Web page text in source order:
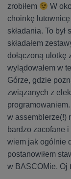
zrobiłem
W
choinkę
składania. To
składałem
dołączoną ulotkę
wylądowałem w
Górze, gdzie
związanych z
w assemblerze(!)
bardzo zacofane
wiem jak ogólnie
postanowiłem
w BASCOMie. Oj